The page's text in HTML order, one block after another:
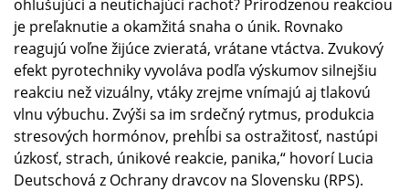
ohlušujúci a neutíchajúci rachot? Prirodzenou reakciou
je preľaknutie a okamžitá snaha o únik. Rovnako
reagujú voľne žijúce zvieratá, vrátane vtáctva. Zvukový
efekt pyrotechniky vyvoláva podľa výskumov silnejšiu
reakciu než vizuálny, vtáky zrejme vnímajú aj tlakovú
vlnu výbuchu. Zvýši sa im srdečný rytmus, produkcia
stresových hormónov, prehĺbi sa ostražitosť, nastúpi
úzkosť, strach, únikové reakcie, panika,“ hovorí Lucia
Deutschová z Ochrany dravcov na Slovensku (RPS).